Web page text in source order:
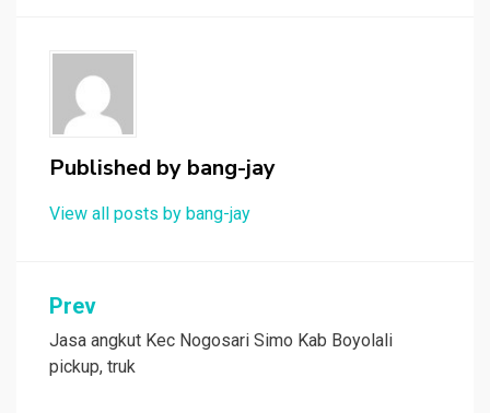
Published by bang-jay
View all posts by bang-jay
Post
navigation
Prev
Jasa angkut Kec Nogosari Simo Kab Boyolali
pickup, truk